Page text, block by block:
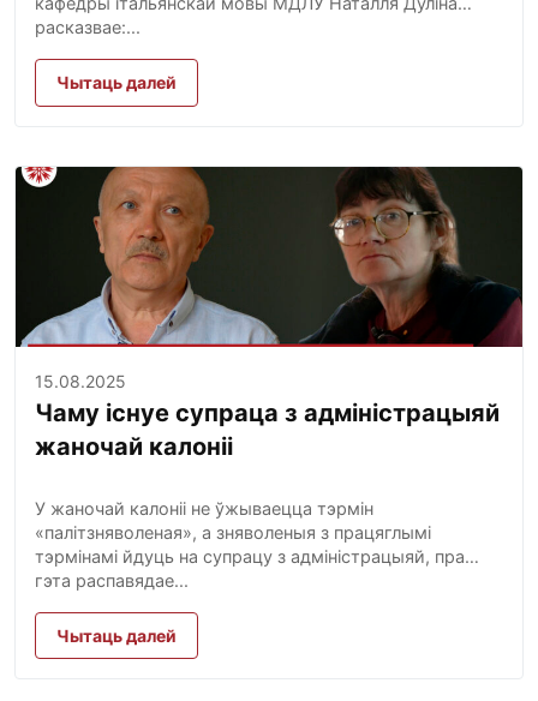
расказвае:...
Чытаць далей
15.08.2025
Чаму існуе супраца з адміністрацыяй
жаночай калоніі
У жаночай калоніі не ўжываецца тэрмін
«палітзняволеная», а зняволеныя з працяглымі
тэрмінамі йдуць на супрацу з адміністрацыяй, пра
гэта распавядае...
Чытаць далей